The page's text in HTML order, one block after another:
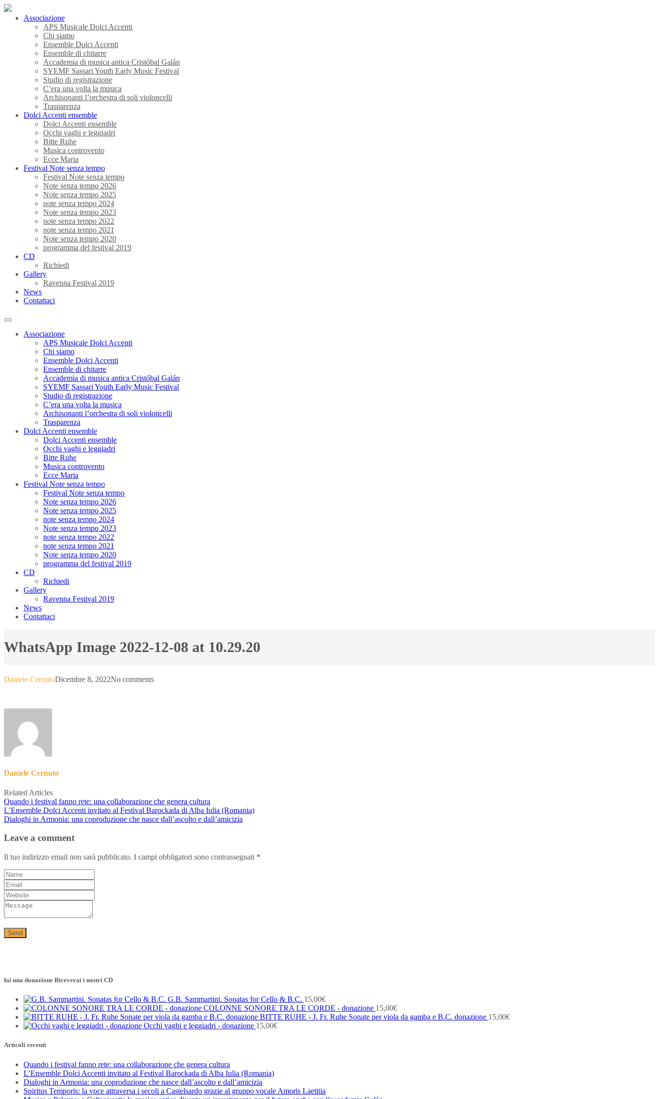
Associazione
APS Musicale Dolci Accenti
Chi siamo
Ensemble Dolci Accenti
Ensemble di chitarre
Accademia di musica antica Cristóbal Galán
SYEMF Sassari Youth Early Music Festival
Studio di registrazione
C’era una volta la musica
Archisonanti l’orchestra di soli violoncelli
Trasparenza
Dolci Accenti ensemble
Dolci Accenti ensemble
Occhi vaghi e leggiadri
Bitte Ruhe
Musica controvento
Ecce Maria
Festival Note senza tempo
Festival Note senza tempo
Note senza tempo 2026
Note senza tempo 2025
note senza tempo 2024
Note senza tempo 2023
note senza tempo 2022
note senza tempo 2021
Note senza tempo 2020
programma del festival 2019
CD
Richiedi
Gallery
Ravenna Festival 2019
News
Contattaci
Associazione
APS Musicale Dolci Accenti
Chi siamo
Ensemble Dolci Accenti
Ensemble di chitarre
Accademia di musica antica Cristóbal Galán
SYEMF Sassari Youth Early Music Festival
Studio di registrazione
C’era una volta la musica
Archisonanti l’orchestra di soli violoncelli
Trasparenza
Dolci Accenti ensemble
Dolci Accenti ensemble
Occhi vaghi e leggiadri
Bitte Ruhe
Musica controvento
Ecce Maria
Festival Note senza tempo
Festival Note senza tempo
Note senza tempo 2026
Note senza tempo 2025
note senza tempo 2024
Note senza tempo 2023
note senza tempo 2022
note senza tempo 2021
Note senza tempo 2020
programma del festival 2019
CD
Richiedi
Gallery
Ravenna Festival 2019
News
Contattaci
WhatsApp Image 2022-12-08 at 10.29.20
Daniele CernutoDicembre 8, 2022No comments
Daniele Cernuto
Related Articles
Quando i festival fanno rete: una collaborazione che genera cultura
L’Ensemble Dolci Accenti invitato al Festival Barockada di Alba Iulia (Romania)
Dialoghi in Armonia: una coproduzione che nasce dall’ascolto e dall’amicizia
Leave a comment
Il tuo indirizzo email non sarà pubblicato. I campi obbligatori sono contrassegnati *
fai una donazione Riceverai i nostri CD
G.B. Sammartini. Sonatas for Cello & B.C. 15,00€
COLONNE SONORE TRA LE CORDE - donazione 15,00€
BITTE RUHE - J. Fr. Ruhe Sonate per viola da gamba e B.C. donazione 15,00€
Occhi vaghi e leggiadri - donazione 15,00€
Articoli recenti
Quando i festival fanno rete: una collaborazione che genera cultura
L’Ensemble Dolci Accenti invitato al Festival Barockada di Alba Iulia (Romania)
Dialoghi in Armonia: una coproduzione che nasce dall’ascolto e dall’amicizia
Spiritus Temporis: la voce attraversa i secoli a Castelsardo grazie al gruppo vocale Amoris Laetitia